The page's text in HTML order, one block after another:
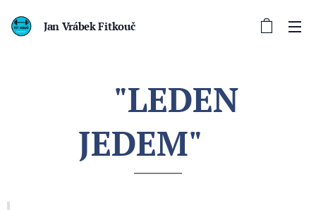
Jan Vrábek Fitkouč
"LEDEN
JEDEM"